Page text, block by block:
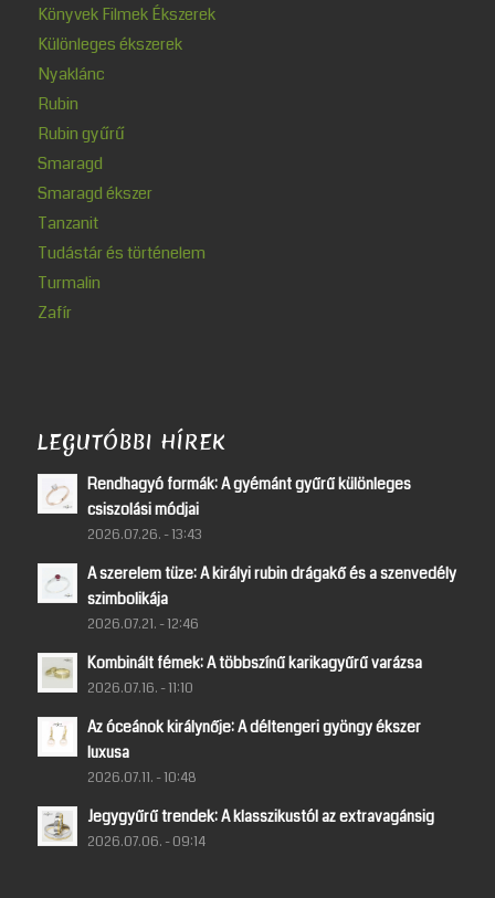
Könyvek Filmek Ékszerek
Különleges ékszerek
Nyaklánc
Rubin
Rubin gyűrű
Smaragd
Smaragd ékszer
Tanzanit
Tudástár és történelem
Turmalin
Zafír
LEGUTÓBBI HÍREK
Rendhagyó formák: A gyémánt gyűrű különleges
csiszolási módjai
2026.07.26. - 13:43
A szerelem tüze: A királyi rubin drágakő és a szenvedély
szimbolikája
2026.07.21. - 12:46
Kombinált fémek: A többszínű karikagyűrű varázsa
2026.07.16. - 11:10
Az óceánok királynője: A déltengeri gyöngy ékszer
luxusa
2026.07.11. - 10:48
Jegygyűrű trendek: A klasszikustól az extravagánsig
2026.07.06. - 09:14